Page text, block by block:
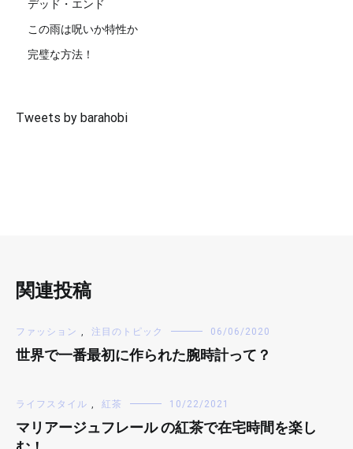
デッド・エンド
この雨は呪いか特性か
完璧な方法！
Tweets by barahobi
関連投稿
ファッション , 注目のトピック 06/06/2020
世界で一番最初に作られた腕時計って？
ライフスタイル , 紅茶 10/22/2021
マリアージュフレール の紅茶で在宅時間を楽し